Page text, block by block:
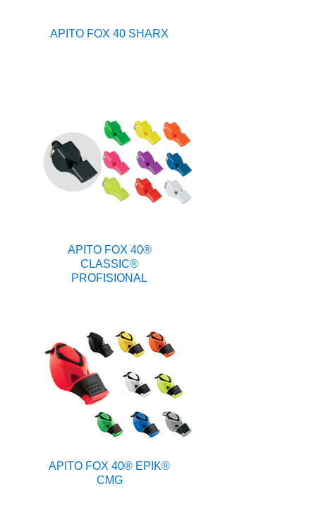
APITO FOX 40 SHARX
APITO FOX 40®
CLASSIC®
PROFISIONAL
APITO FOX 40® EPIK®
CMG